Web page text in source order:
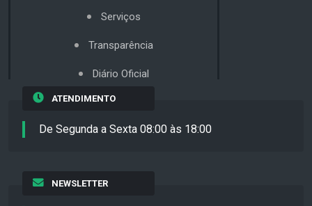
Serviços
Transparência
Diário Oficial
ATENDIMENTO
De Segunda a Sexta 08:00 às 18:00
NEWSLETTER